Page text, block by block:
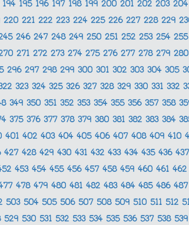
194 195 196 197 198 199 200 201 202 203 204
220 221 222 223 224 225 226 227 228 229
246 247 248 249 250 251 252 253 254 255
271 272 273 274 275 276 277 278 279 280
296 297 298 299 300 301 302 303 304 305
323 324 325 326 327 328 329 330 331 332
349 350 351 352 353 354 355 356 357 358
375 376 377 378 379 380 381 382 383 384
401 402 403 404 405 406 407 408 409 410
427 428 429 430 431 432 433 434 435 436 437
453 454 455 456 457 458 459 460 461 462
478 479 480 481 482 483 484 485 486 487
503 504 505 506 507 508 509 510 511 512
529 530 531 532 533 534 535 536 537 538 539